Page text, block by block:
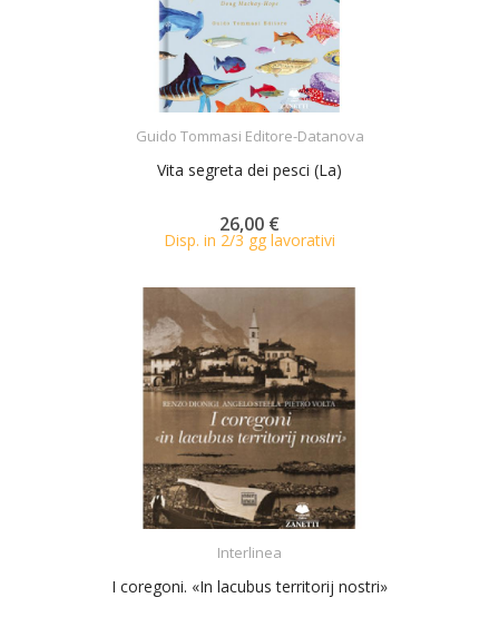
Guido Tommasi Editore-Datanova
Vita segreta dei pesci (La)
26,00 €
Disp. in 2/3 gg lavorativi
Interlinea
I coregoni. «In lacubus territorij nostri»